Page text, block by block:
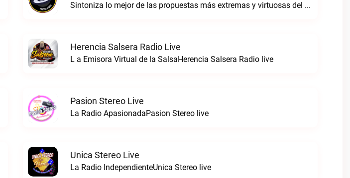
Sintoniza lo mejor de las propuestas más extremas y virtuosas del metal colombianoNegro Tricolrock live
Herencia Salsera Radio Live
L a Emisora Virtual de la SalsaHerencia Salsera Radio live
Pasion Stereo Live
La Radio ApasionadaPasion Stereo live
Unica Stereo Live
La Radio IndependienteUnica Stereo live